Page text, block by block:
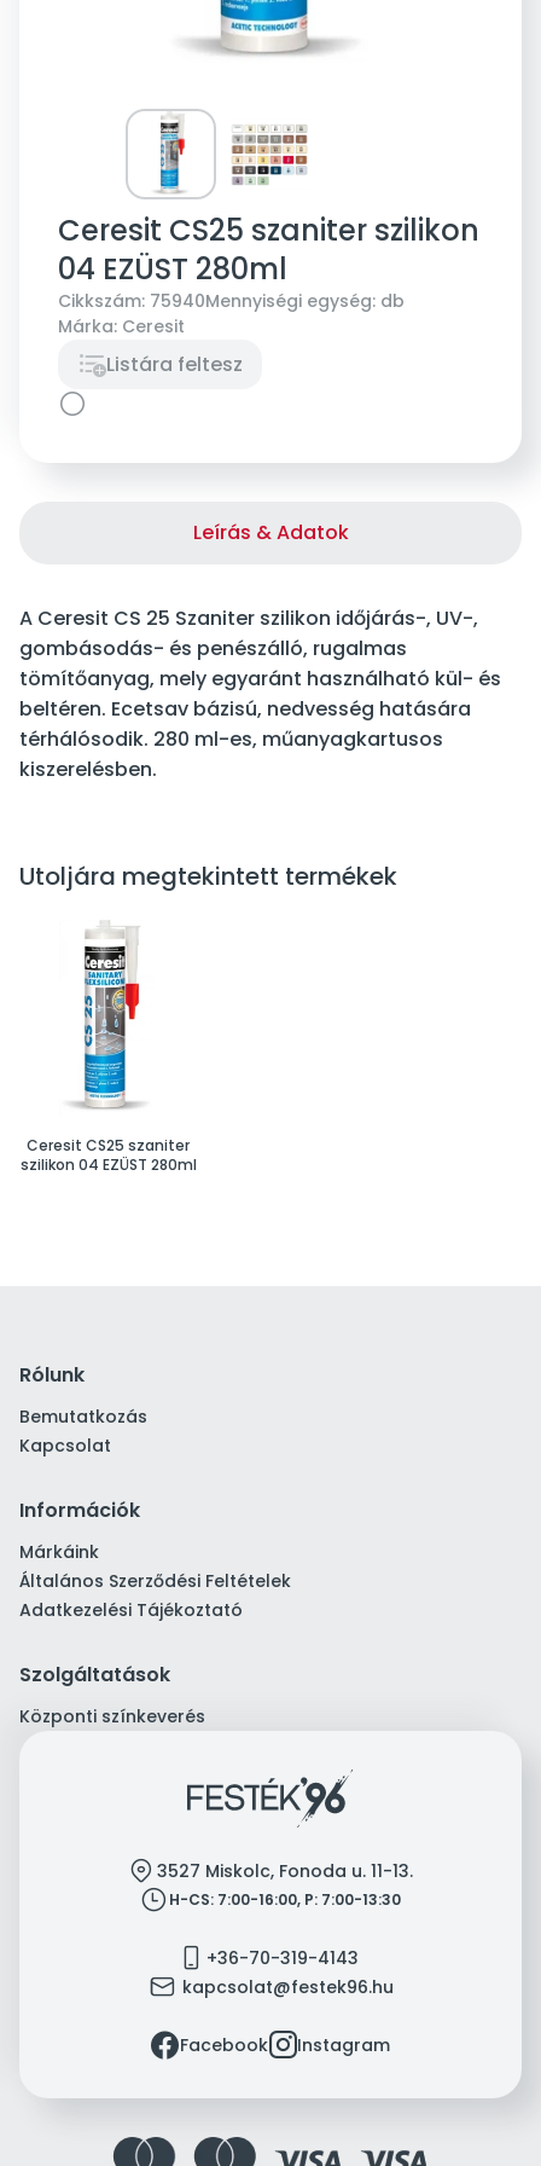
Ceresit CS25 szaniter szilikon
04 EZÜST 280ml
Cikkszám: 75940Mennyiségi egység: db
Márka: Ceresit
Listára feltesz
Leírás & Adatok
A Ceresit CS 25 Szaniter szilikon időjárás-, UV-,
gombásodás- és penészálló, rugalmas
tömítőanyag, mely egyaránt használható kül- és
beltéren. Ecetsav bázisú, nedvesség hatására
térhálósodik. 280 ml-es, műanyagkartusos
kiszerelésben.
Utoljára megtekintett termékek
Ceresit CS25 szaniter
szilikon 04 EZÜST 280ml
Rólunk
Bemutatkozás
Kapcsolat
Információk
Márkáink
Általános Szerződési Feltételek
Adatkezelési Tájékoztató
Szolgáltatások
Központi színkeverés
location 3527 Miskolc, Fonoda u. 11-13.
clock H-CS: 7:00-16:00, P: 7:00-13:30
mobile +36-70-319-4143
mail kapcsolat@festek96.hu
facebookFacebookinstagramInstagram